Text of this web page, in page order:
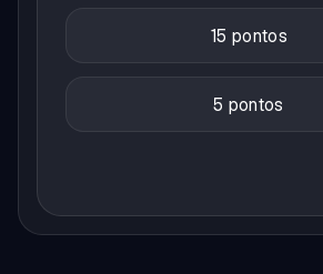
15 pontos
5 pontos